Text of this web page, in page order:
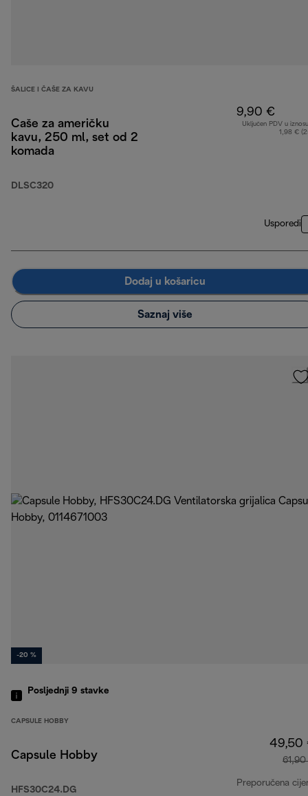
ŠALICE I ČAŠE ZA KAVU
Čaše za američku
kavu, 250 ml, set od 2
komada
DLSC320
9,90 €
Uključen PDV u
1,98 €
Usporedi
Dodaj u košaricu
Saznaj više
-20 %
Posljednji 9 stavke
CAPSULE HOBBY
Capsule Hobby
HFS30C24.DG
49,50
Preporučena